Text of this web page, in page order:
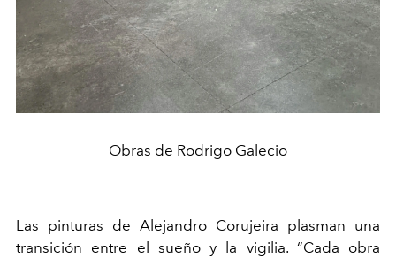
Obras de Rodrigo Galecio
Las pinturas de Alejandro Corujeira plasman una
transición entre el sueño y la vigilia. “Cada obra